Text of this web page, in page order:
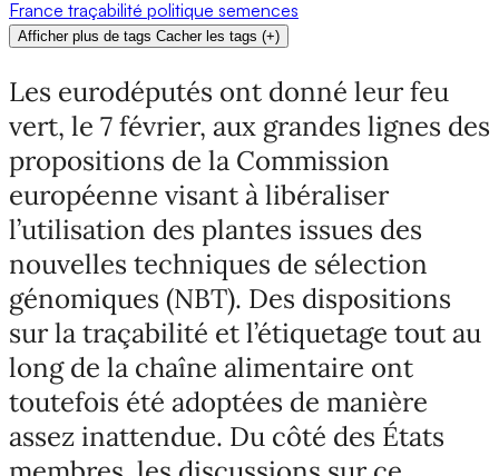
France traçabilité politique semences
Afficher plus de tags Cacher les tags (+)
Les eurodéputés ont donné leur feu
vert, le 7 février, aux grandes lignes des
propositions de la Commission
européenne visant à libéraliser
l’utilisation des plantes issues des
nouvelles techniques de sélection
génomiques (NBT). Des dispositions
sur la traçabilité et l’étiquetage tout au
long de la chaîne alimentaire ont
toutefois été adoptées de manière
assez inattendue. Du côté des États